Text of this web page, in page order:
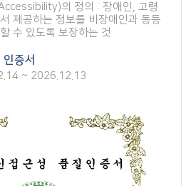
의 정의 : 장애인, 고령
제공하는 정보를 비장애인과 동등
수 있도록 보장하는 것
증서
~ 2026.12.13